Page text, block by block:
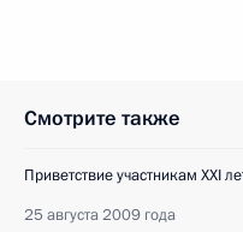
Смотрите также
Приветствие участникам XXI
25 августа 2009 года